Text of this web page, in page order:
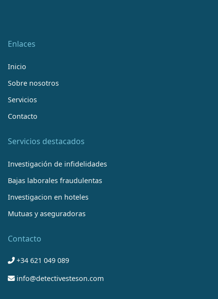
Enlaces
Inicio
Sobre nosotros
Servicios
Contacto
Servicios destacados
Investigación de infidelidades
Bajas laborales fraudulentas
Investigacion en hoteles
Mutuas y aseguradoras
Contacto
+34 621 049 089
info@detectivesteson.com